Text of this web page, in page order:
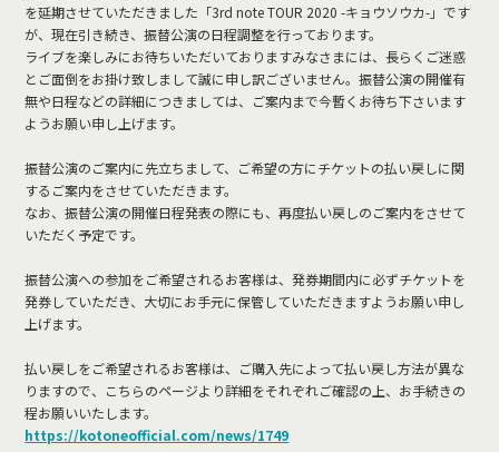
を延期させていただきました「3rd note TOUR 2020 -キョウソウカ-」です
が、現在引き続き、振替公演の日程調整を行っております。
ライブを楽しみにお待ちいただいておりますみなさまには、長らくご迷惑
とご面倒をお掛け致しまして誠に申し訳ございません。振替公演の開催有
無や日程などの詳細につきましては、ご案内まで今暫くお待ち下さいます
ようお願い申し上げます。
振替公演のご案内に先立ちまして、ご希望の方にチケットの払い戻しに関
するご案内をさせていただきます。
なお、振替公演の開催日程発表の際にも、再度払い戻しのご案内をさせて
いただく予定です。
振替公演への参加をご希望されるお客様は、発券期間内に必ずチケットを
発券していただき、大切にお手元に保管していただきますようお願い申し
上げます。
払い戻しをご希望されるお客様は、ご購入先によって払い戻し方法が異な
りますので、こちらのページより詳細をそれぞれご確認の上、お手続きの
程お願いいたします。
https://kotoneofficial.com/news/1749